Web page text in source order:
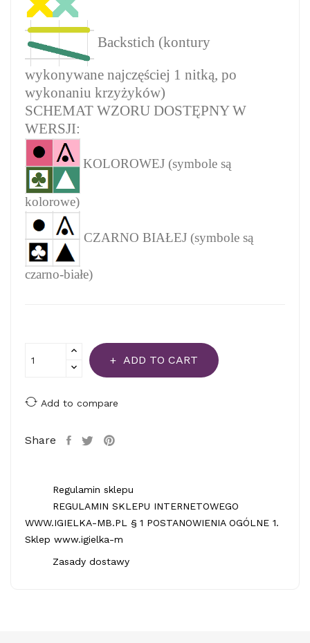
Backstich (kontury
wykonywane najczęściej 1 nitką, po
wykonaniu krzyżyków)
SCHEMAT WZORU DOSTĘPNY W
WERSJI:
KOLOROWEJ (symbole są
kolorowe)
CZARNO BIAŁEJ (symbole są
czarno-białe)
ADD TO CART
Add to compare
Share
Regulamin sklepu
REGULAMIN SKLEPU INTERNETOWEGO
WWW.IGIELKA-MB.PL § 1 POSTANOWIENIA OGÓLNE 1.
Sklep www.igielka-m
Zasady dostawy